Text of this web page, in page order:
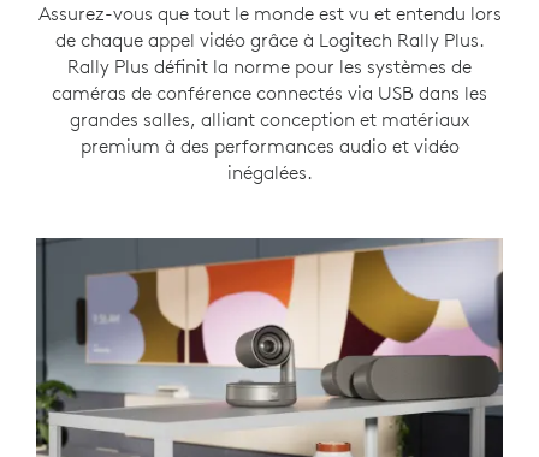
Assurez-vous que tout le monde est vu et entendu lors
de chaque appel vidéo grâce à Logitech Rally Plus.
Rally Plus définit la norme pour les systèmes de
caméras de conférence connectés via USB dans les
grandes salles, alliant conception et matériaux
premium à des performances audio et vidéo
inégalées.